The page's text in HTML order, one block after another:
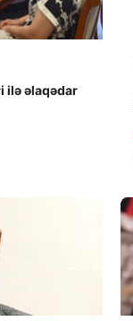
ilə əlaqədar